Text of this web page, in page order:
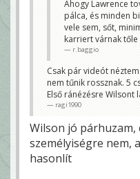
Ahogy Lawrence
pálca, és minden
vele sem, sőt,
karriert várnak tőle
r.baggio
Csak pár videót
nem tűnik rossznak. 5
Első ránézésre Wilsont
ragi1990
Wilson jó párhuzam,
személyiségre nem,
hasonlít